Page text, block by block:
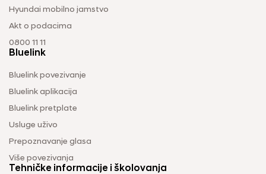
Hyundai mobilno jamstvo
Akt o podacima
0800 11 11
Bluelink
Bluelink povezivanje
Bluelink aplikacija
Bluelink pretplate
Usluge uživo
Prepoznavanje glasa
Više povezivanja
Tehničke informacije i školovanja